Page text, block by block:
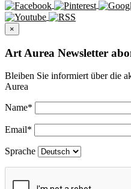
×
Art Aurea Newsletter
Bleiben Sie informiert über die
Aurea
Name*
Email*
Sprache